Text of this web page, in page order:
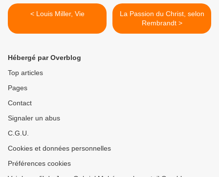
< Louis Miller, Vie
La Passion du Christ, selon
Rembrandt >
Hébergé par Overblog
Top articles
Pages
Contact
Signaler un abus
C.G.U.
Cookies et données personnelles
Préférences cookies